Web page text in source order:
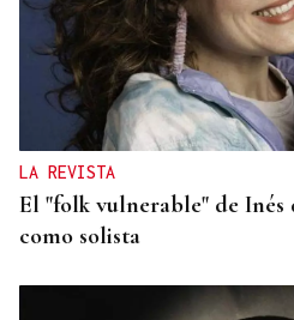
LA REVISTA
El "folk vulnerable" de Inés
como solista